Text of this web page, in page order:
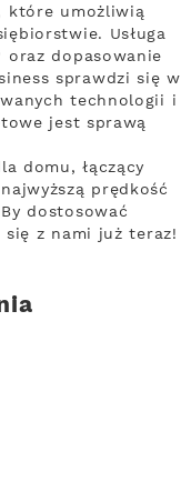
które umożliwią
Usługa
oraz dopasowanie
sprawdzi się w
technologii i
jest sprawą
domu, łączący
prędkość
dostosować
z nami już teraz!